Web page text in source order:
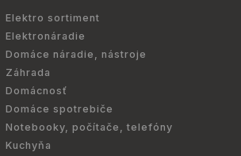
Elektro sortiment
Elektronáradie
Domáce náradie, nástroje
Záhrada
Domácnosť
Domáce spotrebiče
Notebooky, počítače, telefóny
Kuchyňa